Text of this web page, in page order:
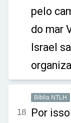
pelo
do mar
Israel
Bíblia NTLH
18 Por